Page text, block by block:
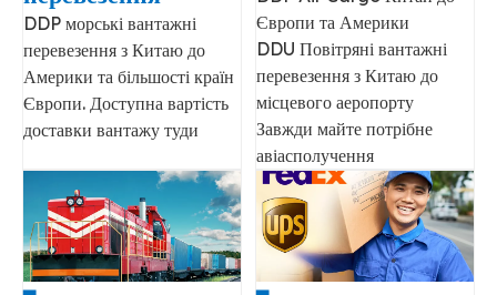
DDP морські вантажні
перевезення з Китаю до
Америки та більшості країн
Європи. Доступна вартість
доставки вантажу туди
Європи та Америки
DDU Повітряні вантажні
перевезення з Китаю до
місцевого аеропорту
Завжди майте потрібне
авіасполучення